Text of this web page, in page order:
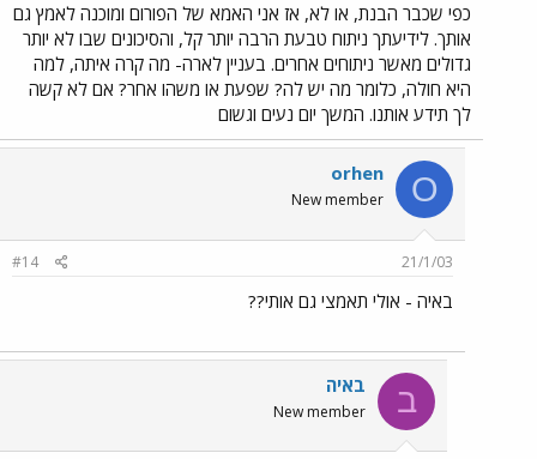
כפי שכבר הבנת, או לא, אז אני האמא של הפורום ומוכנה לאמץ גם
אותך. לידיעתך ניתוח טבעת הרבה יותר קל, והסיכונים שבו לא יותר
גדולים מאשר ניתוחים אחרים. בעניין לארה- מה קרה איתה, למה
היא חולה, כלומר מה יש לה? שפעת או משהו אחר? אם לא קשה
לך תידע אותנו. המשך יום נעים וגשום
O
orhen
New member
21/1/03
#14
באיה - אולי תאמצי גם אותי??
ב באיה
New member